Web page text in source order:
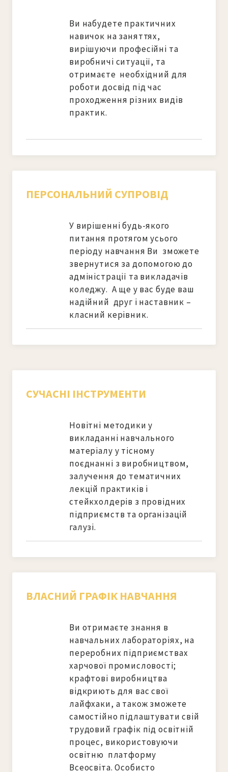
Ви набудете практичних
навичок на заняттях,
вирішуючи професійні та
виробничі ситуації, та
отримаєте  необхідний для
роботи досвід під час
проходження різних видів
практик.
ПЕРСОНАЛЬНИЙ СУПРОВІД
У вирішенні будь-якого
питання протягом усього
періоду навчання Ви  зможете
звернутися за допомогою до
адміністрації та викладачів
коледжу.  А ще у вас буде ваш
надійний  друг і наставник –
класний керівник.
СУЧАСНІ ІНСТРУМЕНТИ
Новітні методики у
викладанні навчального
матеріалу у тісному
поєднанні з виробництвом,
залучення до тематичних
лекцій практиків і
стейкхолдерів з провідних
підприємств та організацій
галузі.
ВЛАСНИЙ ГРАФІК НАВЧАННЯ
Ви отримаєте знання в
навчальних лабораторіях, на
переробних підприємствах
харчової промисловості;
крафтові виробництва
відкриють для вас свої
лайфхаки, а також зможете
самостійно підлаштувати свій
трудовий графік під освітній
процес, використовуючи
освітню  платформу
Всеосвіта. Особисто